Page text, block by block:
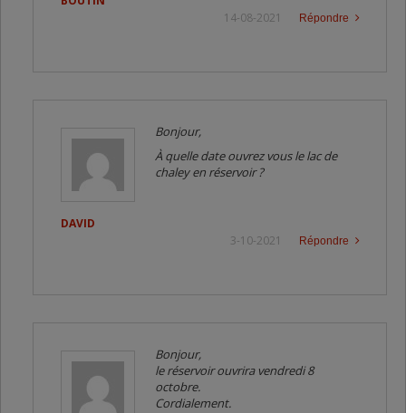
Répondre
14-08-2021
DAVID
Bonjour,
À quelle date ouvrez vous le lac de
chaley en réservoir ?
Répondre
3-10-2021
Bonjour,
le réservoir ouvrira vendredi 8
octobre.
Cordialement.